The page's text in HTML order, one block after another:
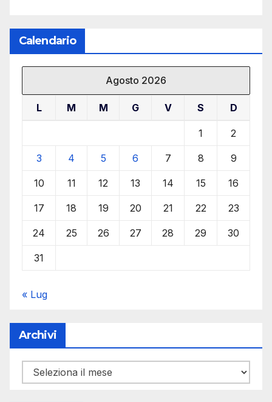
Calendario
Agosto 2026
L M M G V S D
1 2
3 4 5 6 7 8 9
10 11 12 13 14 15 16
17 18 19 20 21 22 23
24 25 26 27 28 29 30
31
« Lug
Archivi
Archivi